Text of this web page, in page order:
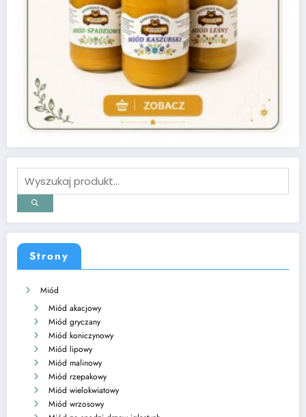
Strony
Miód
Miód akacjowy
Miód gryczany
Miód koniczynowy
Miód lipowy
Miód malinowy
Miód rzepakowy
Miód wielokwiatowy
Miód wrzosowy